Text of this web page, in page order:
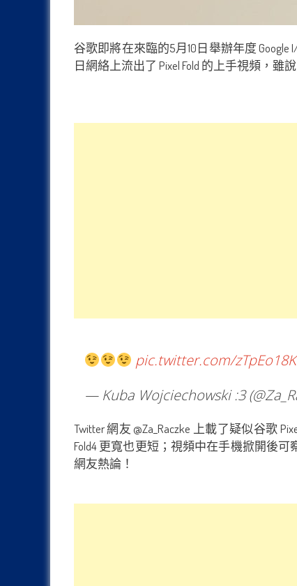
谷歌即將在來臨的5月10日舉辦年度
日網絡上流出了 Pixel Fold 的上手視頻，
pic.twitter.com/
— Kuba Wojciechowski :3
Twitter 網友 @Za_Raczke 上載了疑似谷歌
Fold4 更寬也更短；視頻中在手機掀開後
網友熱論！